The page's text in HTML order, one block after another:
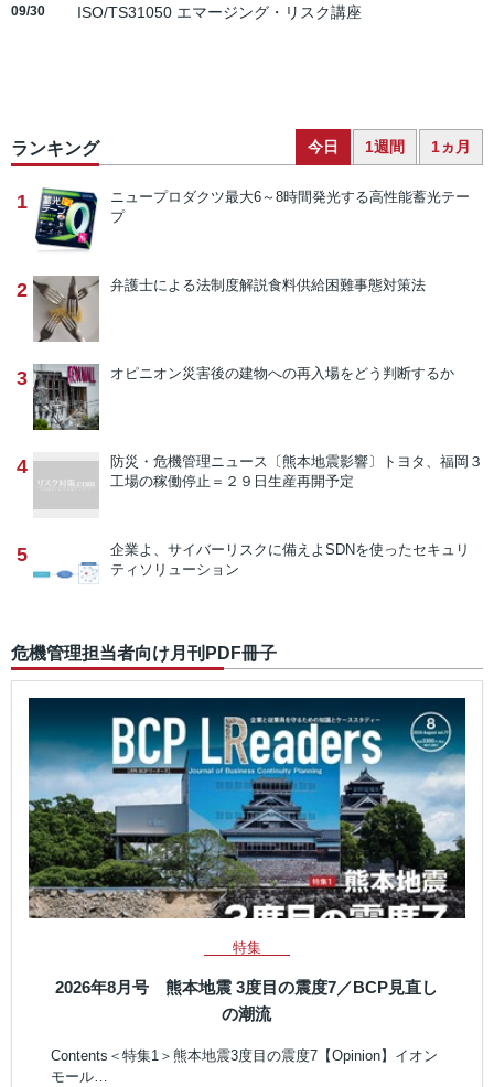
09/30 ISO/TS31050 エマージング・リスク講座
ランキング 今日 1週間 1ヵ月
1 ニュープロダクツ最大6～8時間発光する高性能蓄光テー
プ
2 弁護士による法制度解説食料供給困難事態対策法
3 オピニオン災害後の建物への再入場をどう判断するか
4 防災・危機管理ニュース 〔熊本地震影響〕トヨタ、福岡３
工場の稼働停止＝２９日生産再開予定
5 企業よ、サイバーリスクに備えよ SDNを使ったセキュリ
ティソリューション
危機管理担当者向け月刊PDF冊子
特集
2026年8月号 熊本地震 3度目の震度7／BCP見直し
の潮流
Contents＜特集1＞熊本地震3度目の震度7【Opinion】イオン
モール…